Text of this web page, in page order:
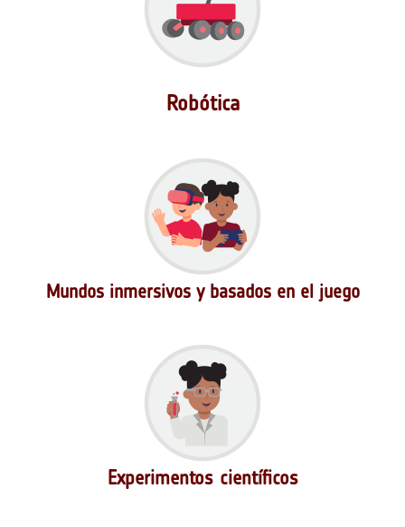
Robótica
Mundos inmersivos y basados en el juego
Experimentos científicos